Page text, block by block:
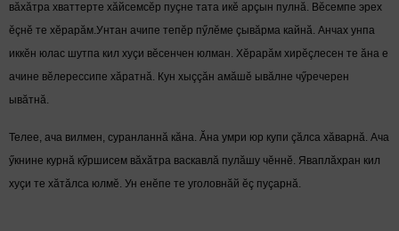
вăхăтра хваттерте хăйсемсӗр пуçне тата икӗ арçын пулнă. Вӗсемпе эрех
ӗçнӗ те хӗрарăм.Унтан ачипе тепӗр пӳлӗме çывăрма кайнă. Анчах унпа
иккӗн юлас шутпа кил хуçи вӗсенчен юлман. Хӗрарăм хирӗçлесен те ăна е
ачине вӗлерессипе хăратнă. Кун хыççăн амăшӗ ывăлне чӳречерен
ывăтнă.
Телее, ача вилмен, суранланнă кăна. Ăна умри юр купи çăлса хăварнă. Ача
ӳкнине курнă кӳршисем вăхăтра васкавлă пулăшу чӗннӗ. Яваплăхран кил
хуçи те хăтăлса юлмӗ. Ун енӗпе те уголовнăй ӗç пуçарнă.